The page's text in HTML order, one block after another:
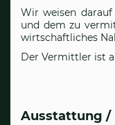
Wir weisen
und dem zu
wirtschaftliches
Der Vermittler ist
Ausstattung /